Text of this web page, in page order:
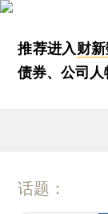
推荐进入财
债券、公司人
话题：